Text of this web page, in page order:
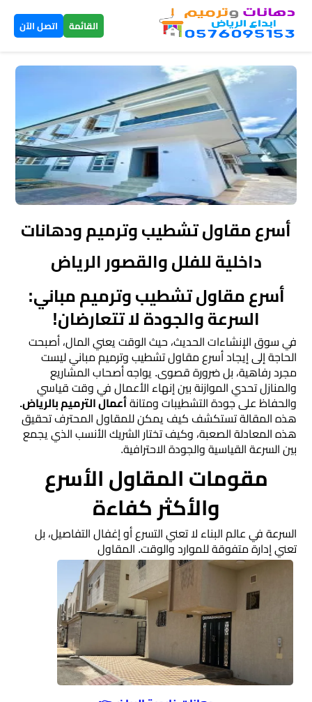
القائمة اتصل الآن ×
الرئيسية
دهانات
داخلية
الرياض
دهانات
الرياض
بديل
تركيب
ديكور
فوم
الرياض
بناء
تركيب
خشب
اسطح
الرياض
أسرع مقاول تشطيب وترميم ودهانات
داخلية للفلل والقصور الرياض
أسرع مقاول تشطيب وترميم مباني:
السرعة والجودة لا تتعارضان!
​في سوق الإنشاءات الحديث، حيث الوقت يعني المال، أصبحت
الحاجة إلى إيجاد أسرع مقاول تشطيب وترميم مباني ليست
مجرد رفاهية، بل ضرورة قصوى. يواجه أصحاب المشاريع
والمنازل تحدي الموازنة بين إنهاء الأعمال في وقت قياسي
والحفاظ على جودة التشطيبات ومتانةأعمال الترميم بالرياض.
هذه المقالة تستكشف كيف يمكن للمقاول المحترف تحقيق
هذه المعادلة الصعبة، وكيف تختار الشريك الأنسب الذي يجمع
بين السرعة القياسية والجودة الاحترافية.
​مقومات المقاول الأسرع
والأكثر كفاءة
​السرعة في عالم البناء لا تعني التسرع أو إغفال التفاصيل، بل
تعني إدارة متفوقة للموارد والوقت. المقاول